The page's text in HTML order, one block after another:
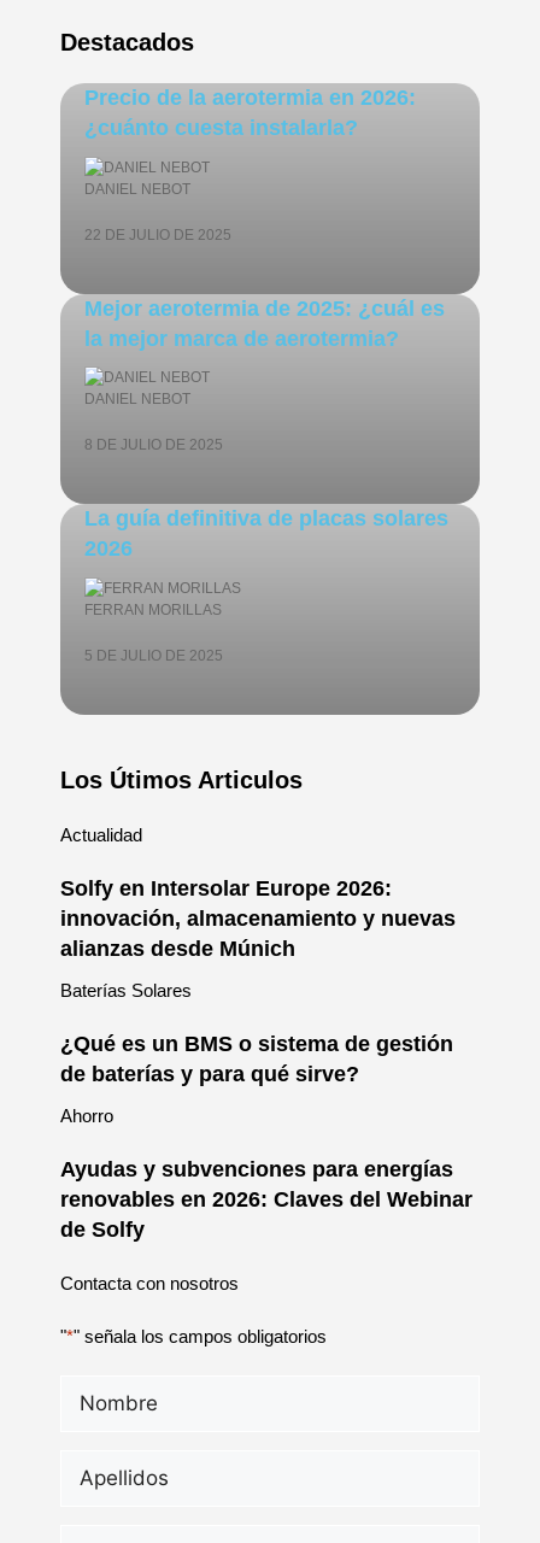
Destacados
Precio de la aerotermia en 2026:
¿cuánto cuesta instalarla?
DANIEL NEBOT
22 DE JULIO DE 2025
Mejor aerotermia de 2025: ¿cuál es
la mejor marca de aerotermia?
DANIEL NEBOT
8 DE JULIO DE 2025
La guía definitiva de placas solares
2026
FERRAN MORILLAS
5 DE JULIO DE 2025
Los Útimos Articulos
Actualidad
Solfy en Intersolar Europe 2026:
innovación, almacenamiento y nuevas
alianzas desde Múnich
Baterías Solares
¿Qué es un BMS o sistema de gestión
de baterías y para qué sirve?
Ahorro
Ayudas y subvenciones para energías
renovables en 2026: Claves del Webinar
de Solfy
Contacta con nosotros
"*" señala los campos obligatorios